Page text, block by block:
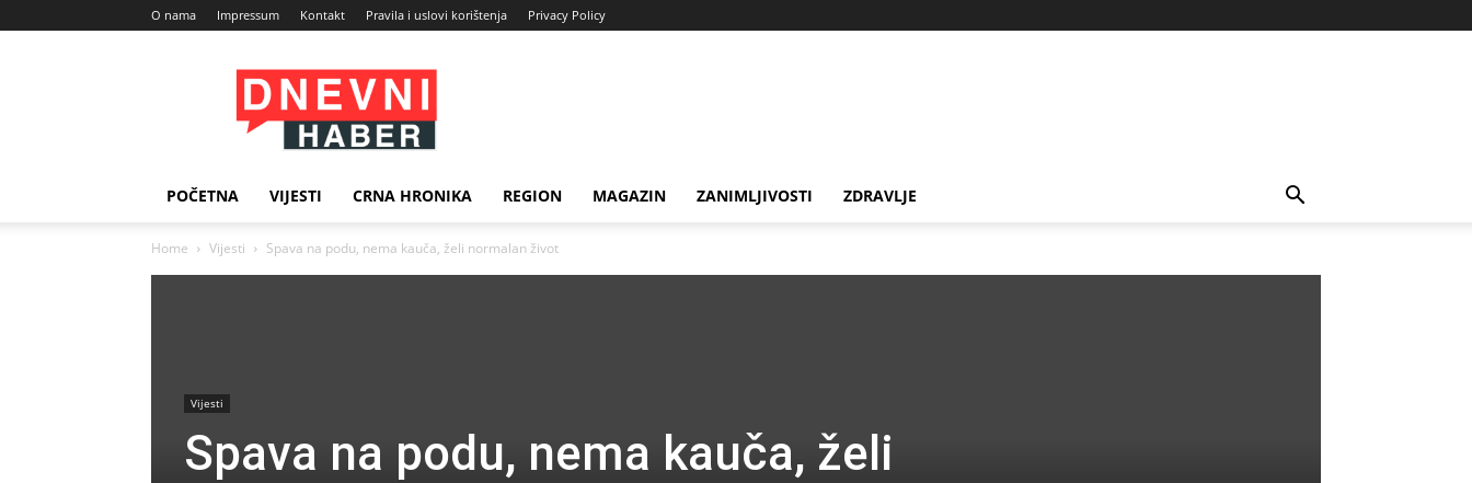
O nama Impressum Kontakt Pravila i uslovi korištenja Privacy Policy
Dnevni
Haber
POČETNA VIJESTI CRNA HRONIKA REGION MAGAZIN ZANIMLJIVOSTI ZDRAVLJE
Home Vijesti Spava na podu, nema kauča, želi normalan život
Vijesti
Spava na podu, nema kauča, želi